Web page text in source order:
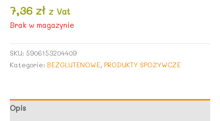
7,36 zł z Vat
Brak w magazynie
SKU: 5906153204409
Kategorie: BEZGLUTENOWE, PRODUKTY SPOŻYWCZE
Opis